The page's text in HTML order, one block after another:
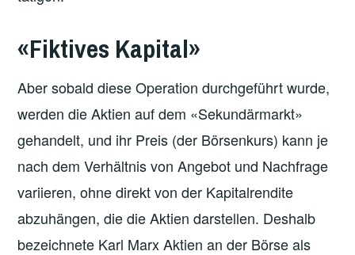
«Fiktives Kapital»
Aber sobald diese Operation durchgeführt wurde,
werden die Aktien auf dem «Sekundärmarkt»
gehandelt, und ihr Preis (der Börsenkurs) kann je
nach dem Verhältnis von Angebot und Nachfrage
variieren, ohne direkt von der Kapitalrendite
abzuhängen, die die Aktien darstellen. Deshalb
bezeichnete Karl Marx Aktien an der Börse als